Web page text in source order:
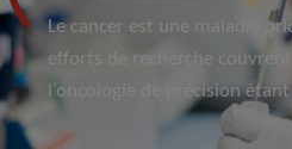
Le cancer est une maladie
efforts de recherche couvrent
l’oncologie de précision